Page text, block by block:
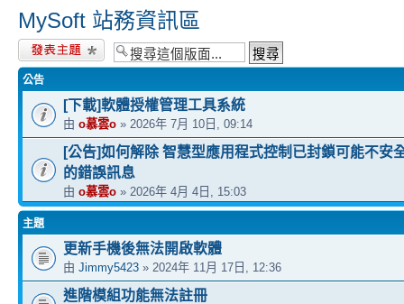
MySoft 站務資訊區
發表新主題
公告
[下載]軟體授權管理工具系統
由 o慕雲o » 2026年 7月 10日, 09:14
[公告]如何解除 智慧型應用程式控制已封鎖可能不安
的錯誤訊息
由 o慕雲o » 2026年 4月 4日, 15:03
主題
更新手機後無法開啟軟體
由 Jimmy5423 » 2024年 11月 17日, 12:36
進階模組功能無法註冊